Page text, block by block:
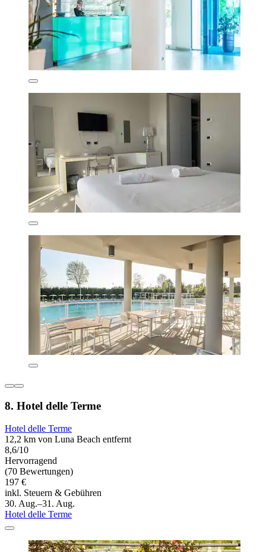
8. Hotel delle Terme
Hotel delle Terme
12,2 km von Luna Beach entfernt
8,6/10
Hervorragend
(70 Bewertungen)
197 €
inkl. Steuern & Gebühren
30. Aug.–31. Aug.
Hotel delle Terme